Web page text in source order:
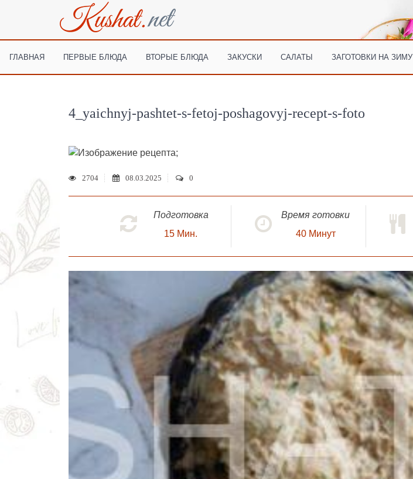
ГЛАВНАЯ ПЕРВЫЕ БЛЮДА ВТОРЫЕ БЛЮДА ЗАКУСКИ САЛАТЫ ЗАГОТОВКИ НА ЗИМУ
4_yaichnyj-pashtet-s-fetoj-poshagovyj-recept-s-foto
;
2704 08.03.2025 0
Подготовка
15 Мин.
Время готовки
40 Минут